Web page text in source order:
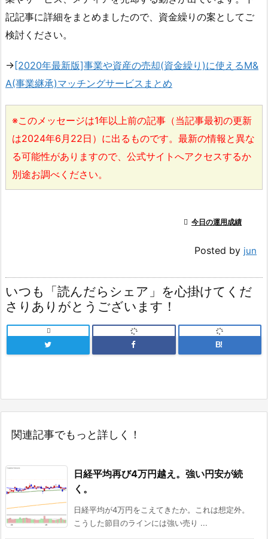
記記事に詳細をまとめましたので、資金繰りの案としてご
検討ください。
→ [2020年最新版]事業や資産の売却(資金繰り)に使えるM&
A(事業継承)マッチングサービスまとめ
※このメッセージは1年以上前の記事（当記事最初の更新
は2024年6月22日）に出るものです。最新の情報と異な
る可能性がありますので、公式サイトへアクセスするか
別途お調べください。
 今日の運用成績
Posted by jun
いつも「読んだらシェア」を心掛けてくだ
さりありがとうございます！

B!
関連記事でもっと詳しく！
日経平均再び4万円越え。強い円安が続
く。
日経平均が4万円をこえてきたか。これは想定外。
こうした節目のラインには強い売り ...